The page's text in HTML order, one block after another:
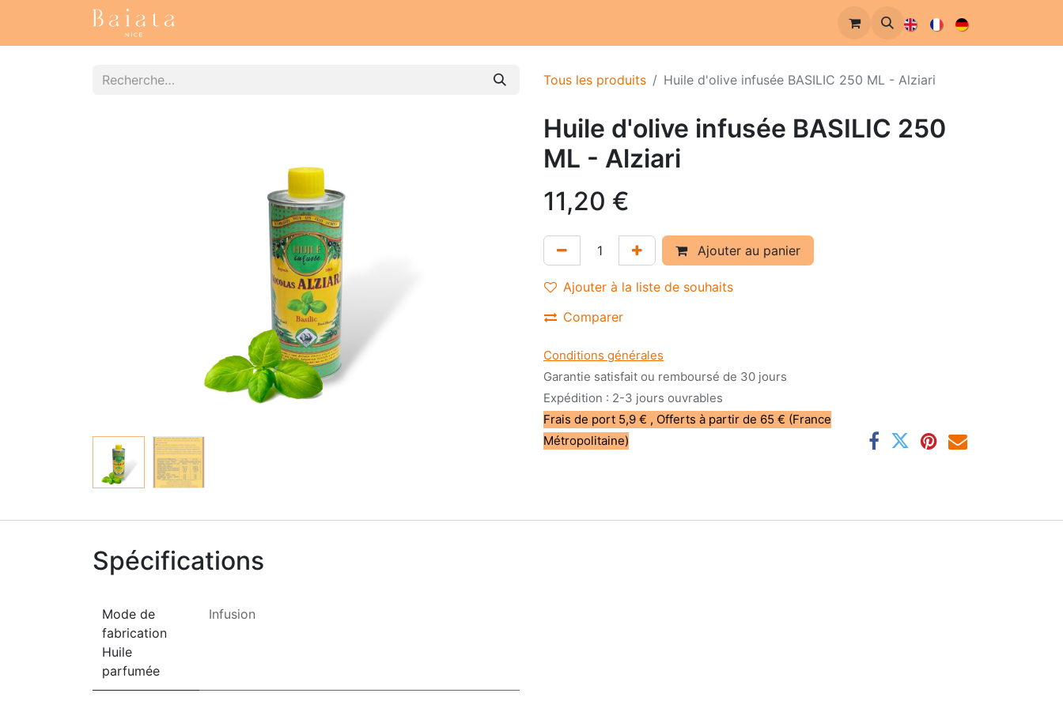
Tous les produits Huile d'olive infusée BASILIC 250 ML - Alziari
Huile d'olive infusée BASILIC 250
ML - Alziari
11,20 €
Ajouter au panier
Ajouter à la liste de souhaits
Comparer
Conditions générales
Garantie satisfait ou remboursé de 30 jours
Expédition : 2-3 jours ouvrables
Frais de port 5,9 € , Offerts à partir de 65 € (France
Métropolitaine)
Spécifications
Mode de
fabrication
Huile
parfumée
Infusion